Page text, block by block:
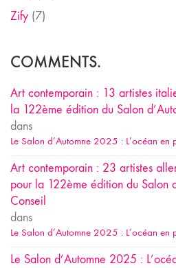
Zify (7)
COMMENTS.
Art contemporain : 13 artistes
la 122ème édition du Salon
dans
Le Salon d’Automne 2025 : L’océan en
Art contemporain : 23 artistes
pour la 122ème édition du Salon
Conseil
dans
Le Salon d’Automne 2025 : L’océan en
Le Salon d’Automne 2025 :